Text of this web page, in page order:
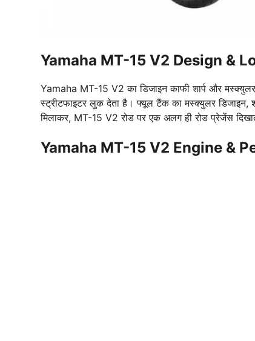
Yamaha MT-15 V2 Design &
Yamaha MT-15 V2 का डिजाइन काफी शार्प और
स्ट्रीटफाइटर लुक देता है। फ्यूल टैंक का मस्क्युलर
मिलाकर, MT-15 V2 रोड पर एक अलग ही रोड प्रेजेंस
Yamaha MT-15 V2 Engine &